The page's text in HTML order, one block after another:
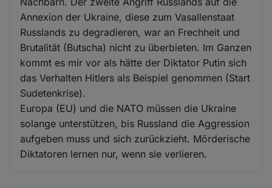
Annexion der Ukraine, diese zum Vasallenstaat
Russlands zu degradieren, war an Frechheit und
Brutalität (Butscha) nicht zu überbieten. Im Ganzen
kommt es mir vor als hätte der Diktator Putin sich
das Verhalten Hitlers als Beispiel genommen (Start
Sudetenkrise).
Europa (EU) und die NATO müssen die Ukraine
solange unterstützen, bis Russland die Aggression
aufgeben muss und sich zurückzieht. Mörderische
Diktatoren lernen nur, wenn sie verlieren.